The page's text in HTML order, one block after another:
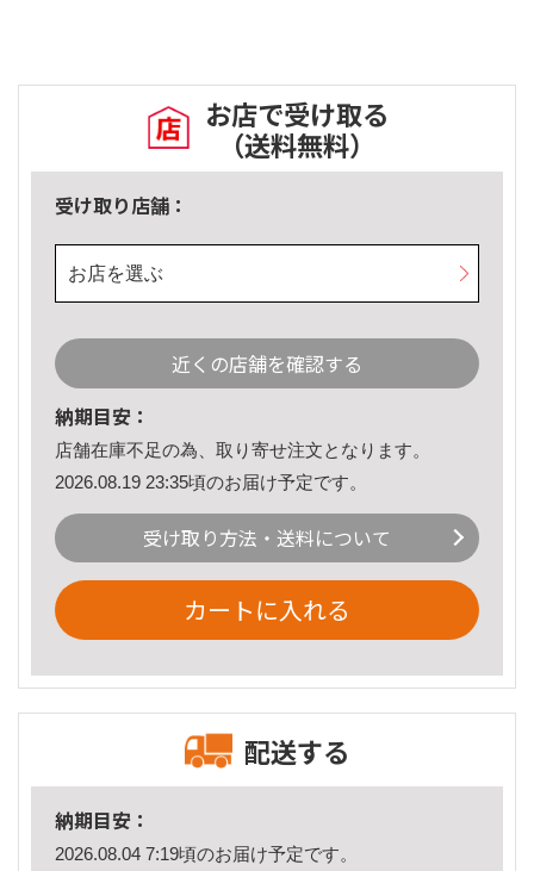
お店で受け取る
（送料無料）
受け取り店舗：
お店を選ぶ
近くの店舗を確認する
納期目安：
店舗在庫不足の為、取り寄せ注文となります。
2026.08.19 23:35頃のお届け予定です。
受け取り方法・送料について
カートに入れる
配送する
納期目安：
2026.08.04 7:19頃のお届け予定です。